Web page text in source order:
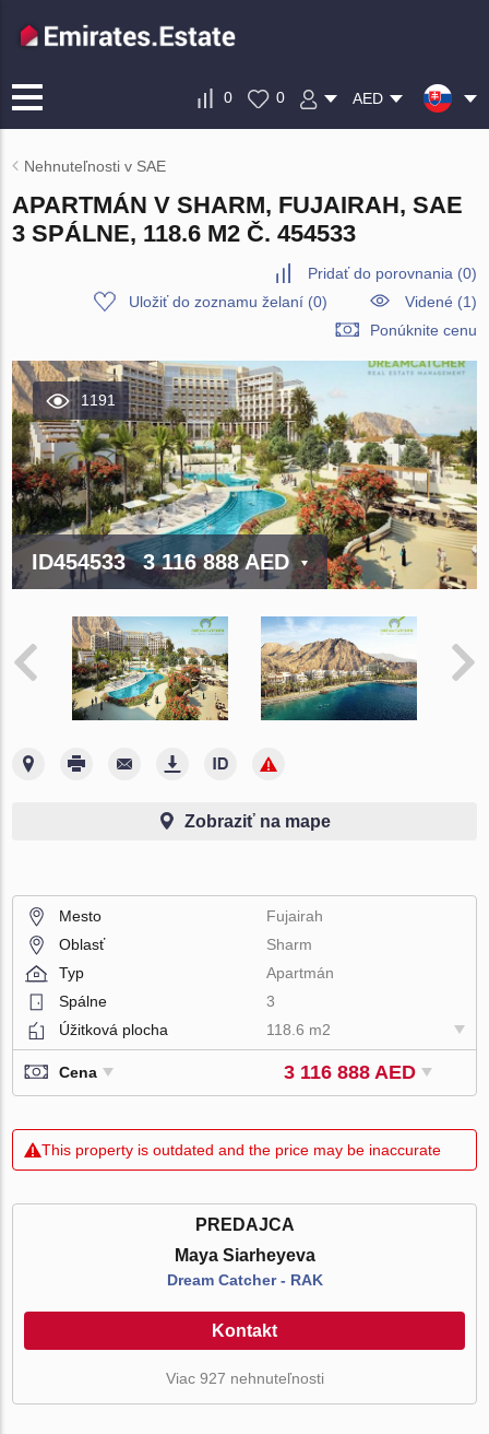
0 0 AED
Nehnuteľnosti v SAE
APARTMÁN V SHARM, FUJAIRAH, SAE
3 SPÁLNE, 118.6 M2 Č. 454533
Pridať do porovnania (0)
Uložiť do zoznamu želaní(0)
Videné (1)
Ponúknite cenu
1191
ID454533 3 116 888 AED
Zobraziť na mape
Mesto
Fujairah
Oblasť
Sharm
Typ
Apartmán
Spálne
3
Úžitková plocha
118.6 m2
Cena 3 116 888 AED
This property is outdated and the price may be inaccurate
PREDAJCA
Maya Siarheyeva
Dream Catcher - RAK
Kontakt
Viac 927 nehnuteľnosti